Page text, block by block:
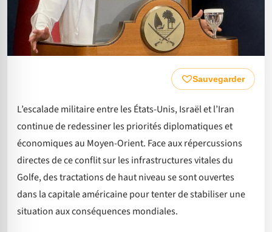
Sauvegarder
L’escalade militaire entre les États-Unis, Israël et l’Iran
continue de redessiner les priorités diplomatiques et
économiques au Moyen-Orient. Face aux répercussions
directes de ce conflit sur les infrastructures vitales du
Golfe, des tractations de haut niveau se sont ouvertes
dans la capitale américaine pour tenter de stabiliser une
situation aux conséquences mondiales.